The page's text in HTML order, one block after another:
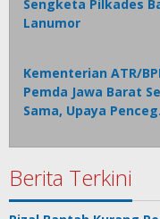
Sengketa Pilkades
Lanumor
Kementerian ATR/
Pemda Jawa Barat
Sama, Upaya
Berita Terkini